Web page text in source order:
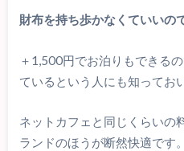
財布を持ち歩かなくていいの
＋1,500円でお泊りもできる
ているという人にも知ってお
ネットカフェと同じくらいの
ランドのほうが断然快適です。